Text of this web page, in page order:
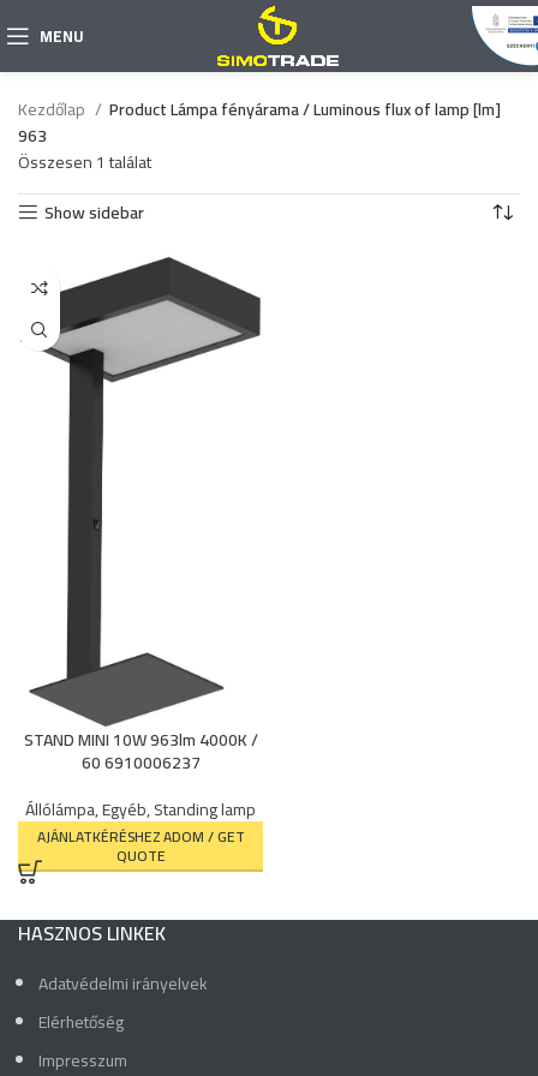
MENU
Kezdőlap
Product Lámpa fényárama / Luminous flux of lamp [lm]
963
Összesen 1 találat
Show sidebar
STAND MINI 10W 963lm 4000K /
60 6910006237
Állólámpa,Egyéb,Standing lamp
AJÁNLATKÉRÉSHEZ ADOM / GET
QUOTE
HASZNOS LINKEK
Adatvédelmi irányelvek
Elérhetőség
Impresszum